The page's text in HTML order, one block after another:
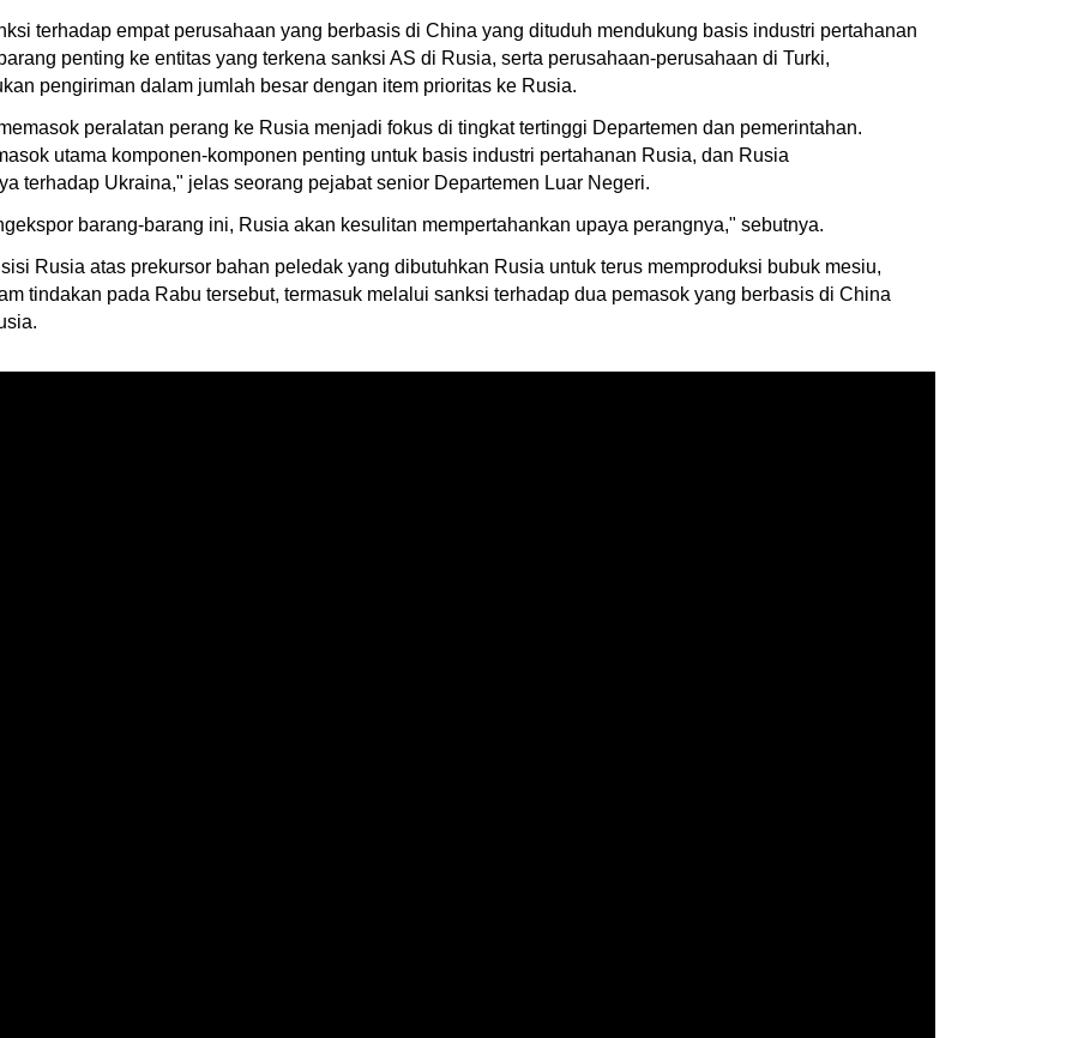
terhadap empat perusahaan yang berbasis di China yang dituduh mendukung basis industri pertahanan
penting ke entitas yang terkena sanksi AS di Rusia, serta perusahaan-perusahaan di Turki,
pengiriman dalam jumlah besar dengan item prioritas ke Rusia.
peralatan perang ke Rusia menjadi fokus di tingkat tertinggi Departemen dan pemerintahan.
utama komponen-komponen penting untuk basis industri pertahanan Rusia, dan Rusia
terhadap Ukraina," jelas seorang pejabat senior Departemen Luar Negeri.
barang-barang ini, Rusia akan kesulitan mempertahankan upaya perangnya," sebutnya.
Rusia atas prekursor bahan peledak yang dibutuhkan Rusia untuk terus memproduksi bubuk mesiu,
tindakan pada Rabu tersebut, termasuk melalui sanksi terhadap dua pemasok yang berbasis di China